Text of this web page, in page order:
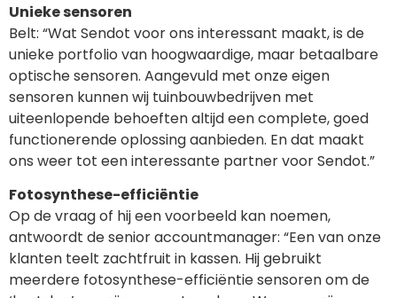
Unieke sensoren
Belt: “Wat Sendot voor ons interessant maakt, is de
unieke portfolio van hoogwaardige, maar betaalbare
optische sensoren. Aangevuld met onze eigen
sensoren kunnen wij tuinbouwbedrijven met
uiteenlopende behoeften altijd een complete, goed
functionerende oplossing aanbieden. En dat maakt
ons weer tot een interessante partner voor Sendot.”
Fotosynthese-efficiëntie
Op de vraag of hij een voorbeeld kan noemen,
antwoordt de senior accountmanager: “Een van onze
klanten teelt zachtfruit in kassen. Hij gebruikt
meerdere fotosynthese-efficiëntie sensoren om de